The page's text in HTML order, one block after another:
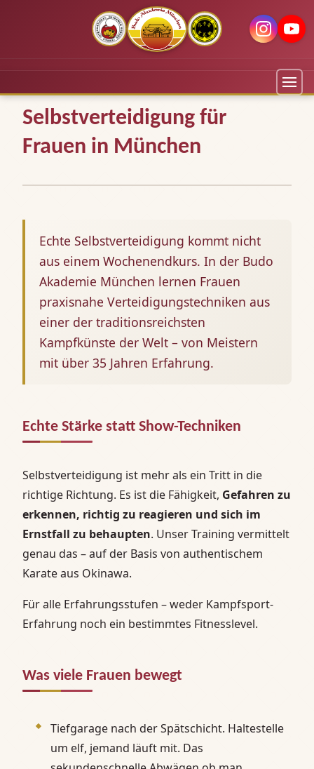
Selbstverteidigung für
Frauen in München
Echte Selbstverteidigung kommt nicht
aus einem Wochenendkurs. In der Budo
Akademie München lernen Frauen
praxisnahe Verteidigungstechniken aus
einer der traditionsreichsten
Kampfkünste der Welt – von Meistern
mit über 35 Jahren Erfahrung.
Echte Stärke statt Show-Techniken
Selbstverteidigung ist mehr als ein Tritt in die
richtige Richtung. Es ist die Fähigkeit, Gefahren zu
erkennen, richtig zu reagieren und sich im
Ernstfall zu behaupten. Unser Training vermittelt
genau das – auf der Basis von authentischem
Karate aus Okinawa.
Für alle Erfahrungsstufen – weder Kampfsport-
Erfahrung noch ein bestimmtes Fitnesslevel.
Was viele Frauen bewegt
Tiefgarage nach der Spätschicht. Haltestelle
um elf, jemand läuft mit. Das